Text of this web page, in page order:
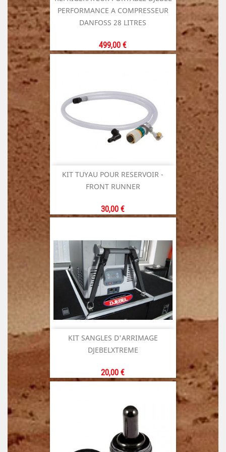
PERFORMANCE A COMPRESSEUR
DANFOSS 28 LITRES
Prix
499,00 €
KIT TUYAU POUR RESERVOIR -
FRONT RUNNER
Prix
30,00 €
KIT SANGLES D'ARRIMAGE
DJEBELXTREME
Prix
20,00 €